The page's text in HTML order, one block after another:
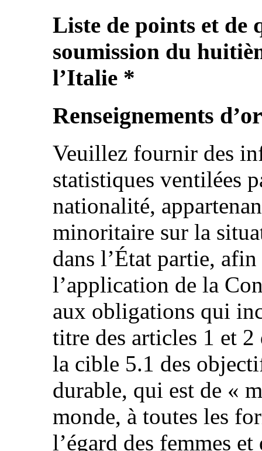
Liste de points et de
soumission du
l’Italie *
Renseignements
Veuillez fournir des
statistiques ventilées
nationalité,
minoritaire sur la
dans l’État partie,
l’application de la
aux obligations qui
titre des articles 1 et
la cible 5.1 des
durable, qui est de «
monde, à toutes les
l’égard des femmes